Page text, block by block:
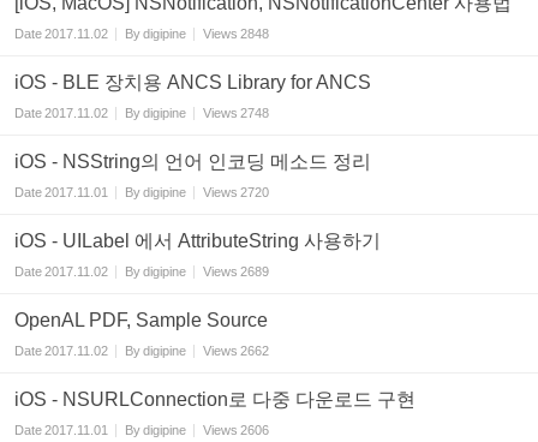
Date2017.11.02 Bydigipine Views 2848
iOS - BLE 장치용 ANCS Library for ANCS
Date2017.11.02 Bydigipine Views 2748
iOS - NSString의 언어 인코딩 메소드 정리
Date2017.11.01 Bydigipine Views 2720
iOS - UILabel 에서 AttributeString 사용하기
Date2017.11.02 Bydigipine Views 2689
OpenAL PDF, Sample Source
Date2017.11.02 Bydigipine Views 2662
iOS - NSURLConnection로 다중 다운로드 구현
Date2017.11.01 Bydigipine Views 2606